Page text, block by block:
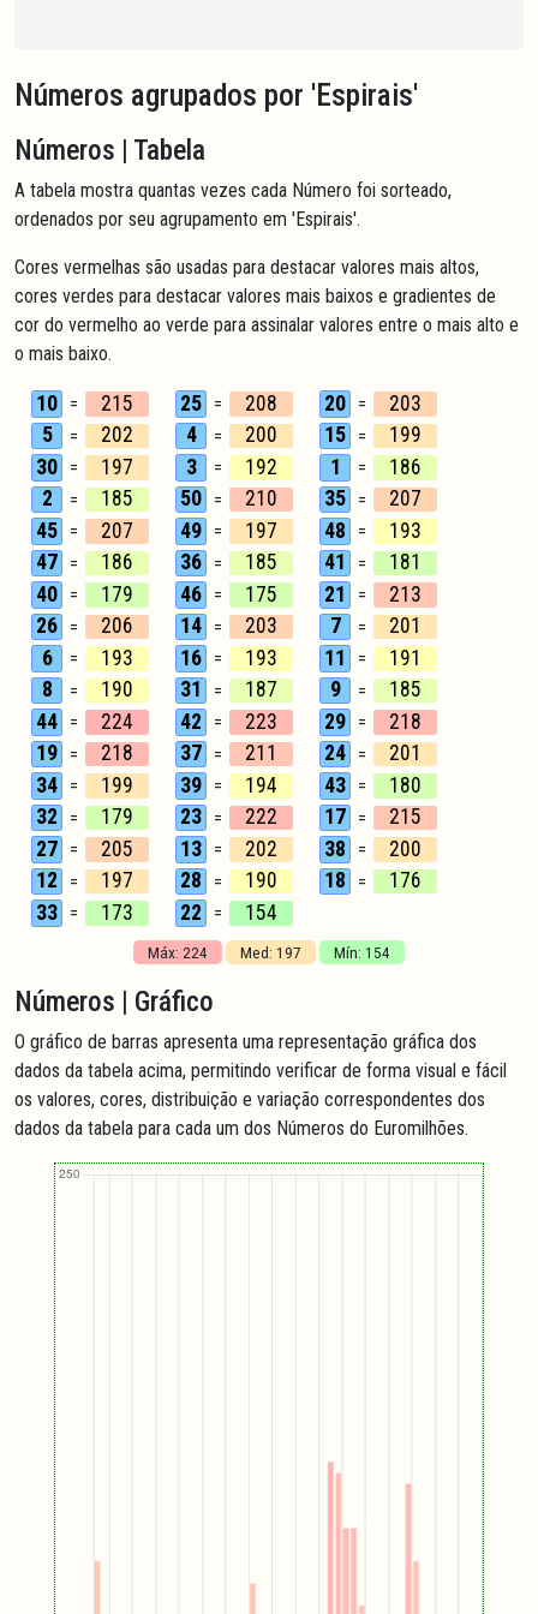
Números agrupados por 'Espirais'
Números | Tabela
A tabela mostra quantas vezes cada Número foi sorteado,
ordenados por seu agrupamento em 'Espirais'.
Cores vermelhas são usadas para destacar valores mais altos,
cores verdes para destacar valores mais baixos e gradientes de
cor do vermelho ao verde para assinalar valores entre o mais alto e
o mais baixo.
10 = 215 25 = 208 20 =
203
5
= 202 4 = 200 15 =
199
30 = 197 3 = 192 1 =
186
2
= 185 50 = 210 35 =
207
45 = 207 49 = 197 48 =
193
47 = 186 36 = 185 41 =
181
40 = 179 46 = 175 21 =
213
26 = 206 14 = 203 7 =
201
6
= 193 16 = 193 11 =
191
8
= 190 31 = 187 9 =
185
44 = 224 42 = 223 29 =
218
19 = 218 37 = 211 24 =
201
34 = 199 39 = 194 43 =
180
32
= 179 23 = 222 17 =
215
27 = 205 13 = 202 38 =
200
12
= 197 28 = 190 18 =
176
33 = 173 22 = 154
Máx: 224 Med: 197 Mín: 154
Números | Gráfico
O gráfico de barras apresenta uma representação gráfica dos
dados da tabela acima, permitindo verificar de forma visual e fácil
os valores, cores, distribuição e variação correspondentes dos
dados da tabela para cada um dos Números do Euromilhões.